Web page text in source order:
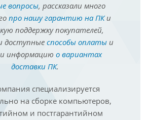
вопросы, рассказали много
про нашу гарантию на ПКи
поддержку покупателей,
доступныеспособы оплатыи
информацию о вариантах
доставки ПК.
специализируется
на сборке компьютеров,
и постгарантийном